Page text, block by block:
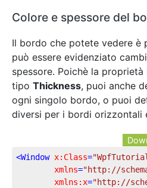
Colore e spessore del
Il bordo che potete vedere è
può essere evidenziato
spessore. Poichè la proprietà
tipo Thickness, puoi anche
ogni singolo bordo, o puoi
diversi per i bordi orizzontali
<Window x:Class=
xmlns="http://
xmlns:x="http://